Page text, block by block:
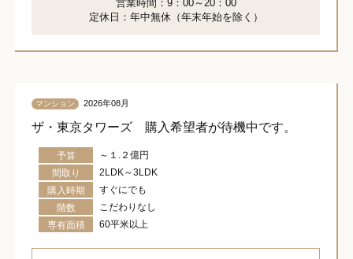
営業時間：9：00～20：00
定休日：年中無休（年末年始を除く）
マンション 2026年08月
ザ・東京タワーズ 購入希望者が待機中です。
予算
～１.２億円
間取り
2LDK～3LDK
購入時期
すぐにでも
階数
こだわりなし
専有面積
60平米以上